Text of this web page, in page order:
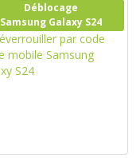
Déblocage
Samsung Galaxy S24